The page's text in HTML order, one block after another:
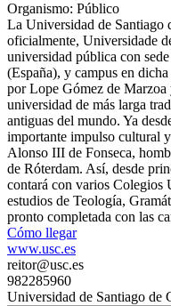
Organismo: Público
La Universidad de Santiago
oficialmente, Universidade
universidad pública con
(España), y campus en
por Lope Gómez de Marzoa
universidad de más larga
antiguas del mundo. Ya
importante impulso cultural
Alonso III de Fonseca,
de Róterdam. Así, desde
contará con varios Colegios
estudios de Teología,
pronto completada con las
Cómo llegar
www.usc.es
reitor@usc.es
982285960
Universidad de Santiago de